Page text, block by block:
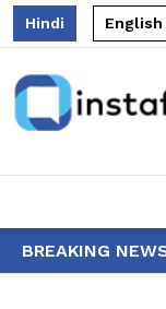
Hindi English
BREAKING